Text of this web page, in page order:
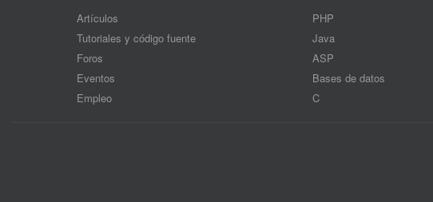
Artículos
Tutoriales y código fuente
Foros
Eventos
Empleo
PHP
Java
ASP
Bases de datos
C